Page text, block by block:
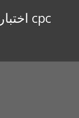
اختبار ممارسة عبر الإنترنت cpc